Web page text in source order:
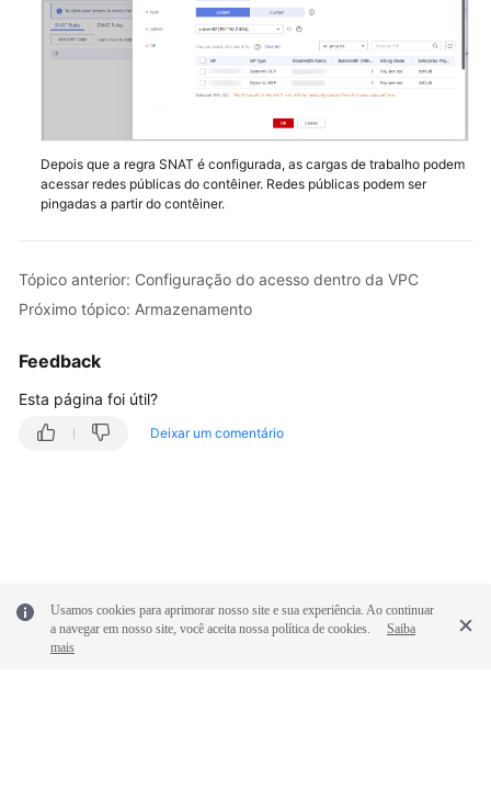
Depois que a regra SNAT é configurada, as cargas de trabalho podem
acessar redes públicas do contêiner. Redes públicas podem ser
pingadas a partir do contêiner.
Tópico anterior: Configuração do acesso dentro da VPC
Próximo tópico: Armazenamento
Feedback
Esta página foi útil?
Deixar um comentário
Usamos cookies para aprimorar nosso site e sua experiência. Ao continuar
a navegar em nosso site, você aceita nossa política de cookies.
Saiba
mais